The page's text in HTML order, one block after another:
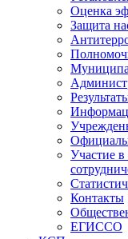
Оценка
Защита
Участие
Контакты
ЕГИССО